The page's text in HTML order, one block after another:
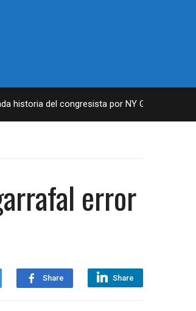
del congresista por NY George Santos
error
Share Share